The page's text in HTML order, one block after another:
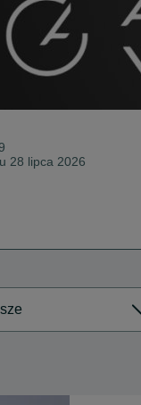
28 lipca 2026